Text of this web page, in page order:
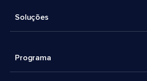
Soluções
Programa